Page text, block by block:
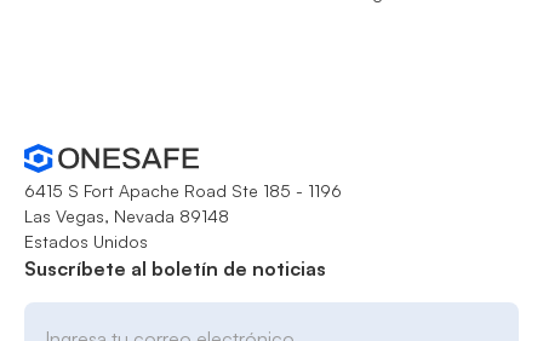
6415 S Fort Apache Road Ste 185 - 1196
Las Vegas, Nevada 89148
Estados Unidos
Suscríbete al boletín de noticias